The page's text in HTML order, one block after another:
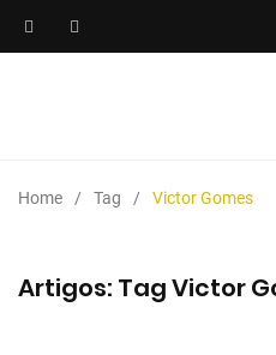
Home Tag Victor Gomes
Artigos: Tag Victor